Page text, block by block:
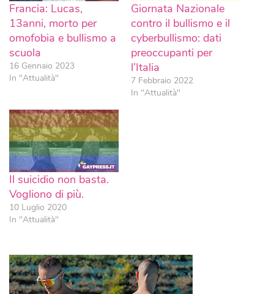
Francia: Lucas,
13anni, morto per
omofobia e bullismo a
scuola
16 Gennaio 2023
In "Attualità"
Giornata Nazionale
contro il bullismo e il
cyberbullismo: dati
preoccupanti per
l’Italia
7 Febbraio 2022
In "Attualità"
Il suicidio non basta.
Vogliono di più.
10 Luglio 2020
In "Attualità"